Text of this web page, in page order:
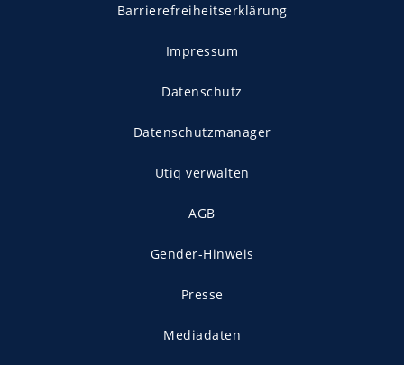
Barrierefreiheitserklärung
Impressum
Datenschutz
Datenschutzmanager
Utiq verwalten
AGB
Gender-Hinweis
Presse
Mediadaten